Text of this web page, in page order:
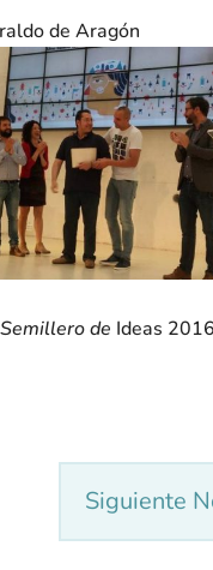
de Aragón
Semillero de Ideas 2016
Siguiente